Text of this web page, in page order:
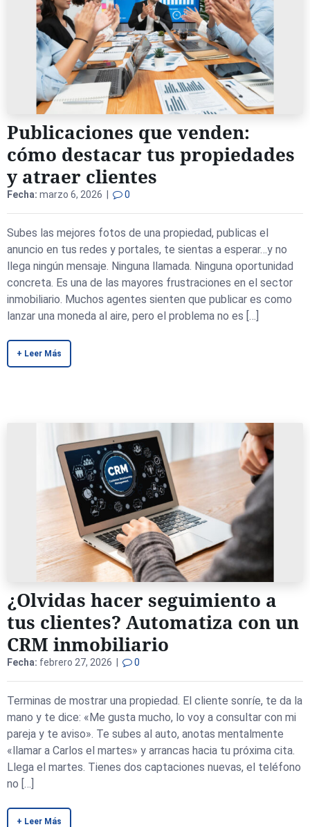
Publicaciones que venden:
cómo destacar tus propiedades
y atraer clientes
Fecha: marzo 6, 2026 | 0
Subes las mejores fotos de una propiedad, publicas el
anuncio en tus redes y portales, te sientas a esperar…y no
llega ningún mensaje. Ninguna llamada. Ninguna oportunidad
concreta. Es una de las mayores frustraciones en el sector
inmobiliario. Muchos agentes sienten que publicar es como
lanzar una moneda al aire, pero el problema no es […]
+ Leer Más
¿Olvidas hacer seguimiento a
tus clientes? Automatiza con un
CRM inmobiliario
Fecha: febrero 27, 2026 | 0
Terminas de mostrar una propiedad. El cliente sonríe, te da la
mano y te dice: «Me gusta mucho, lo voy a consultar con mi
pareja y te aviso». Te subes al auto, anotas mentalmente
«llamar a Carlos el martes» y arrancas hacia tu próxima cita.
Llega el martes. Tienes dos captaciones nuevas, el teléfono
no […]
+ Leer Más